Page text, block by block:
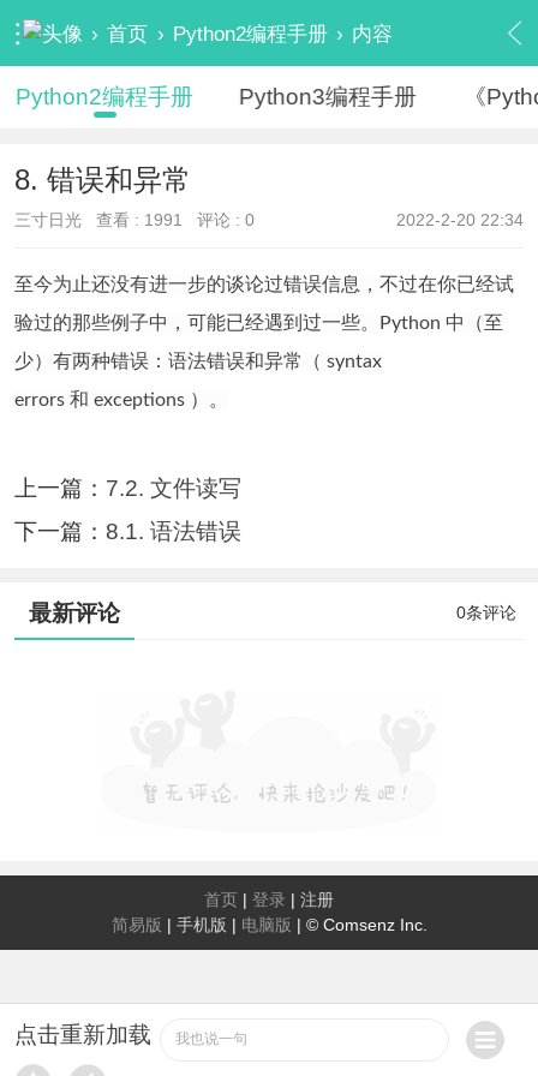
› 首页 › Python2编程手册 › 内容
Python2编程手册 Python3编程手册 《
8. 错误和异常
2022-2-20 22:34
三寸日光查看 : 1991 评论 : 0
至今为止还没有进一步的谈论过错误信息，不过在你已经试
验过的那些例子中，可能已经遇到过一些。Python 中（至
少）有两种错误：语法错误和异常（ syntax
errors和 exceptions）。
上一篇： 7.2. 文件读写
下一篇： 8.1. 语法错误
0条评论
最新评论
点击重新加载 我也说一句
首页 | 登录 | 注册
简易版 | 手机版 | 电脑版 | © Comsenz Inc.